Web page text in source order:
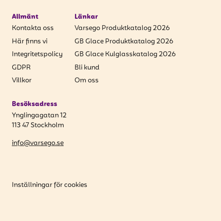
Allmänt
Kontakta oss
Här finns vi
Integritetspolicy
GDPR
Villkor
Länkar
Varsego Produktkatalog 2026
GB Glace Produktkatalog 2026
GB Glace Kulglasskatalog 2026
Bli kund
Om oss
Besöksadress
Ynglingagatan 12
113 47 Stockholm
info@varsego.se
Inställningar för cookies